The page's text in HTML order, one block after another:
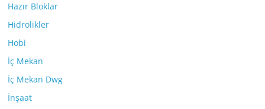
Hazır Bloklar
Hidrolikler
Hobi
İç Mekan
İç Mekan Dwg
İnşaat